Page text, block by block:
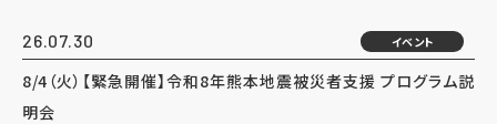
26.07.30 イベント
8/4（火）【緊急開催】令和8年熊本地震被災者支援 プログラム説
明会